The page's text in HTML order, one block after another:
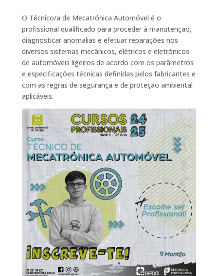
O Técnico/a de Mecatrónica Automóvel é o
profissional qualificado para proceder à manutenção,
diagnosticar anomalias e efetuar reparações nos
diversos sistemas mecânicos, elétricos e eletrónicos
de automóveis ligeiros de acordo com os parâmetros
e especificações técnicas definidas pelos fabricantes e
com as regras de segurança e de proteção ambiental
aplicáveis.